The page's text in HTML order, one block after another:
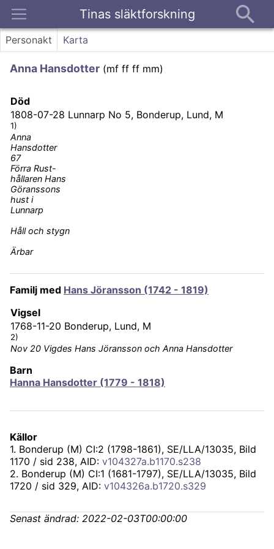
Tinas släktforskning
Kontakt
Personakt Karta
Anna Hansdotter (mf ff ff mm)
Död
1808-07-28 Lunnarp No 5, Bonderup, Lund, M
1)
Anna
Hansdotter
67
Förra Rust-
hållaren Hans
Göranssons
hust i
Lunnarp
Håll och stygn
Ärbar
Familj med Hans Jöransson (1742 - 1819)
Vigsel
1768-11-20 Bonderup, Lund, M
2)
Nov 20 Vigdes Hans Jöransson och Anna Hansdotter
Barn
Hanna Hansdotter (1779 - 1818)
Källor
1. Bonderup (M) CI:2 (1798-1861), SE/LLA/13035, Bild
1170 / sid 238, AID: v104327a.b1170.s238
2. Bonderup (M) CI:1 (1681-1797), SE/LLA/13035, Bild
1720 / sid 329, AID: v104326a.b1720.s329
Senast ändrad: 2022-02-03T00:00:00